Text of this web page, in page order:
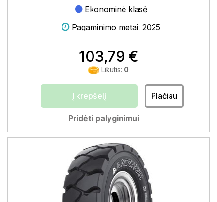
Ekonominė klasė
Pagaminimo metai: 2025
103,79 €
Likutis: 0
Į krepšelį Plačiau
Pridėti palyginimui